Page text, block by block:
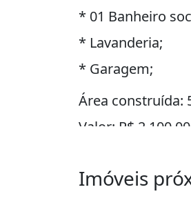
* 01 Banheiro
* Lavanderia;
* Garagem;
Área construída:
Valor: R$
PALOSCHI
Imóveis